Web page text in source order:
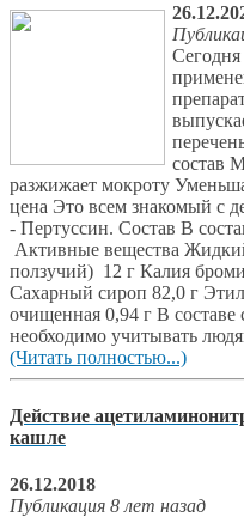
состав
разжижает мокроту
цена Это всем знакомый с
- Пертуссин. Состав В
Активные вещества
ползучий) 12 г Калия
Сахарный сироп 82,0 г
очищенная 0,94 г В составе
необходимо учитывать
(Читать полностью...)
Действие
кашле
26.12.2018
Публикация 8 лет назад